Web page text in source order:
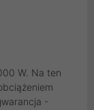
W. Na ten
-